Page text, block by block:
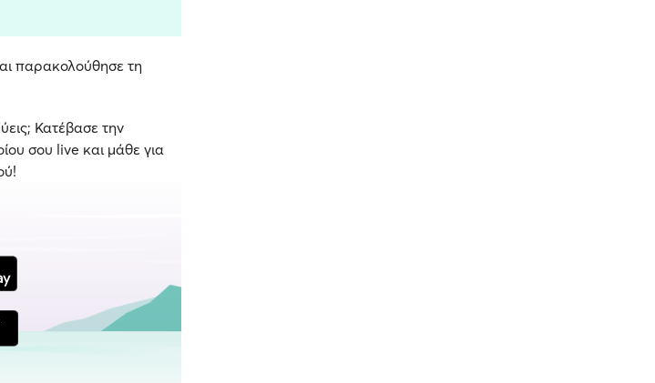
παρακολούθησε τη
Κατέβασε την
σου live και μάθε για